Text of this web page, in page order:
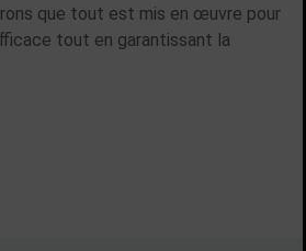
que tout est mis en œuvre pour
tout en garantissant la